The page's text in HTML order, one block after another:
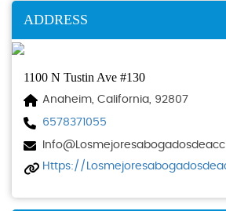
ADDRESS
1100 N Tustin Ave #130
Anaheim, California, 92807
6578371055
Https://